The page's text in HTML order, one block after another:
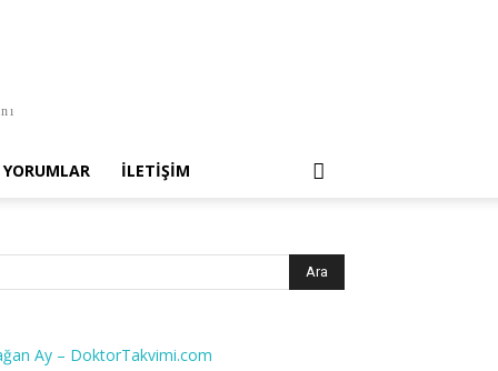
YORUMLAR İLETIŞIM
Ay – DoktorTakvimi.com